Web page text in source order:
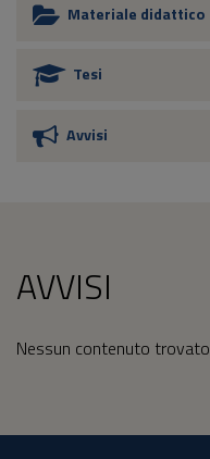
Materiale didattico
Tesi
Avvisi
AVVISI
Nessun contenuto trovato